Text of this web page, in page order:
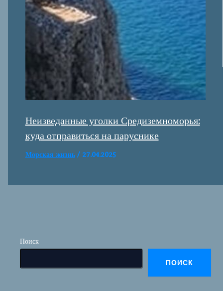
Поиск
ПОИСК
Неизведанные уголки Средиземноморья:
куда отправиться на паруснике
Морская жизнь/ 27.04.2025